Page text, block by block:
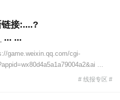
接:....?
... ...
game.weixin.qq.com/cgi-
...
# 线报专区 #